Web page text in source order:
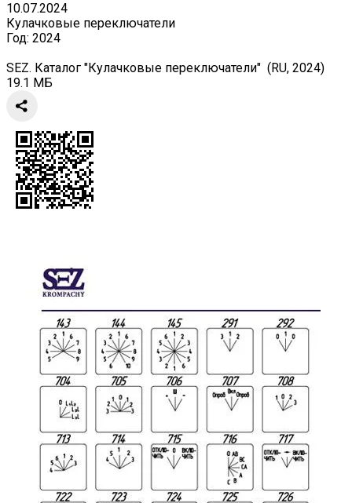
10.07.2024
Кулачковые переключатели
Год: 2024
SEZ. Каталог "Кулачковые переключатели" (RU, 2024)
19.1 МБ